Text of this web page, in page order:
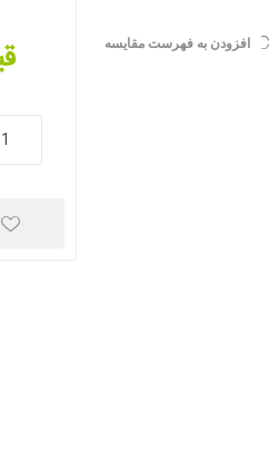
افزودن به فهرست مقایسه